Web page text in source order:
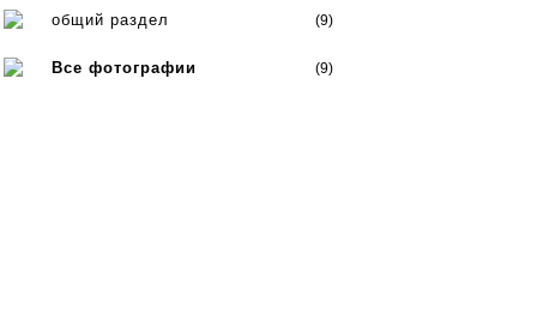
общий раздел (9)
Все фотографии (9)